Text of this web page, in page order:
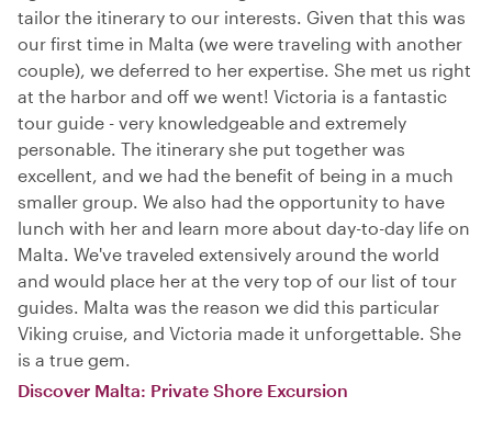
tailor the itinerary to our interests. Given that this was
our first time in Malta (we were traveling with another
couple), we deferred to her expertise. She met us right
at the harbor and off we went! Victoria is a fantastic
tour guide - very knowledgeable and extremely
personable. The itinerary she put together was
excellent, and we had the benefit of being in a much
smaller group. We also had the opportunity to have
lunch with her and learn more about day-to-day life on
Malta. We've traveled extensively around the world
and would place her at the very top of our list of tour
guides. Malta was the reason we did this particular
Viking cruise, and Victoria made it unforgettable. She
is a true gem.
Discover Malta: Private Shore Excursion